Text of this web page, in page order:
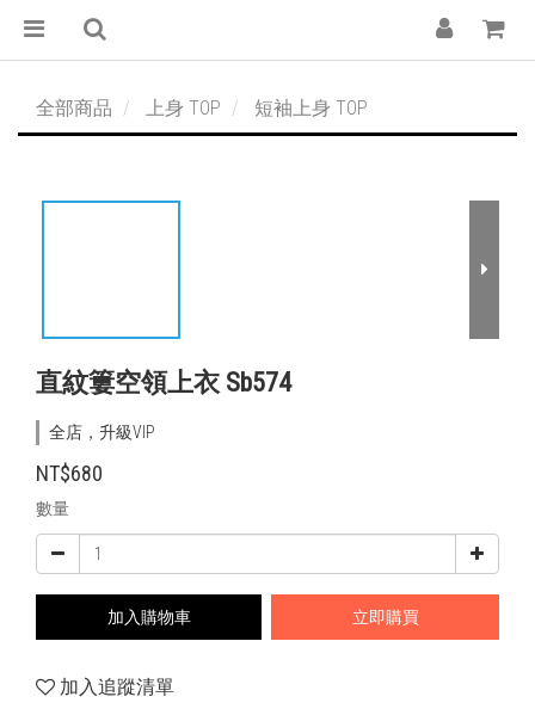
全部商品 上身 TOP 短袖上身 TOP
直紋簍空領上衣 Sb574
全店，升級VIP
NT$680
數量
加入購物車 立即購買
加入追蹤清單